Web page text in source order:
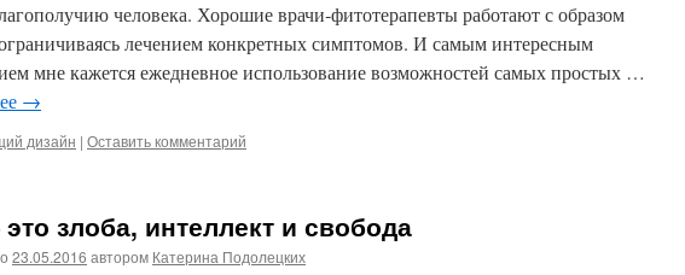
человека. Хорошие врачи‑фитотерапевты работают с образом
лечением конкретных симптомов. И самым интересным
мне кажется ежедневное использование возможностей самых простых …
→
дизайн | Оставить комментарий
злоба, интеллект и свобода
23.05.2016 автором Катерина Подолецких